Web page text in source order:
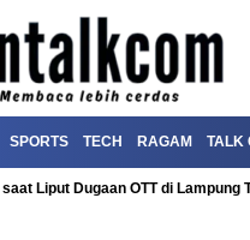
SPORTS TECH RAGAM TALK
Liput Dugaan OTT di Lampung